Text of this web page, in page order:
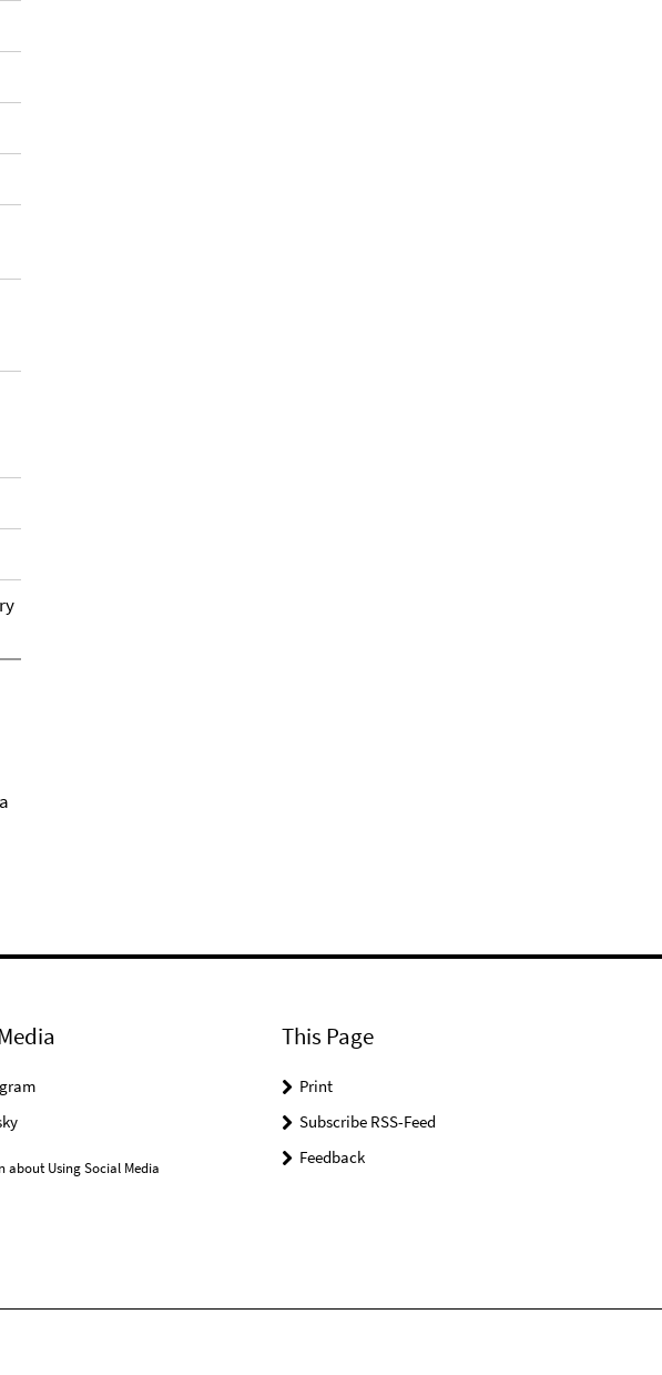
about Using Social Media
This Page
Print
Subscribe RSS-Feed
Feedback